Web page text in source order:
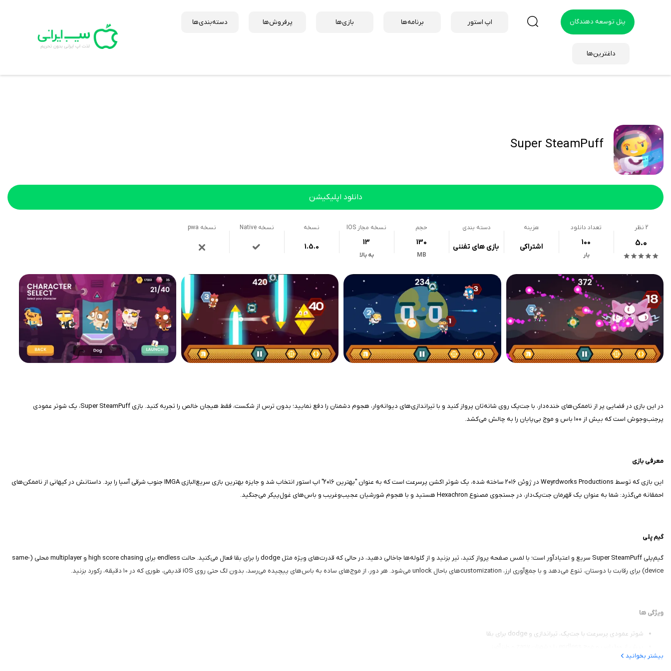
پنل توسعه دهندگان اپ استور برنامه‌ها بازی‌ها پرفروش‌ها دسته‌بندی‌ها
داغترین‌ها
Super SteamPuff
دانلود اپلیکیشن
2 نظر
5.0
تعداد دانلود
100
بار
هزینه
اشتراکی
دسته بندی
بازی های تفننی
حجم
130
MB
نسخه مجاز IOS
13
به بالا
نسخه
1.5.0
نسخه Native نسخه pwa
در این بازی در فضایی پر از ناممکن‌های خنده‌دار، با جت‌پک روی شانه‌تان پرواز کنید و با تیراندازی‌های دیوانه‌وار، هجوم دشمنان را دفع نمایید؛ بدون ترس از شکست، فقط هیجان خالص را تجربه کنید. بازی Super SteamPuff، یک شوتر عمودی
پرجنب‌وجوش است که بیش از ۱۰۰ باس و موج بی‌پایان را به چالش می‌کشد.
معرفی بازی
این بازی که توسط Weyrdworks Productions در ژوئن ۲۰۱۶ ساخته شده، یک شوتر اکشن پرسرعت است که به عنوان "بهترین ۲۰۱۶" اپ استور انتخاب شد و جایزه بهترین بازی سریع‌البازی IMGA جنوب شرقی آسیا را برد. داستانش در کیهانی از ناممکن‌های
احمقانه می‌گذرد: شما به عنوان یک قهرمان جت‌پک‌دار، در جستجوی مصنوع Hexachron هستید و با هجوم شورشیان عجیب‌وغریب و باس‌های غول‌پیکر می‌جنگید.
گیم‌ پلی
گیم‌پلی Super SteamPuff سریع و اعتیادآور است؛ با لمس صفحه پرواز کنید، تیر بزنید و از گلوله‌ها جاخالی دهید، در حالی که قدرت‌های ویژه مثل dodge را برای بقا فعال می‌کنید. حالت endless برای high score chasing و multiplayer محلی (same-
device) برای رقابت با دوستان، تنوع می‌دهد و با جمع‌آوری ارز، customizationهای باحال unlock می‌شود. هر دور، از موج‌های ساده به باس‌های پیچیده می‌رسد، بدون لگ حتی روی iOS قدیمی، طوری که در ۱۰ دقیقه، رکورد بزنید.
ویژگی‌ ها
شوتر عمودی پرسرعت با جت‌پک، تیراندازی و dodge برای بقا
حالت multiplayer محلی برای رقابت ۲v۲ با دوستان
بیشتر بخوانید